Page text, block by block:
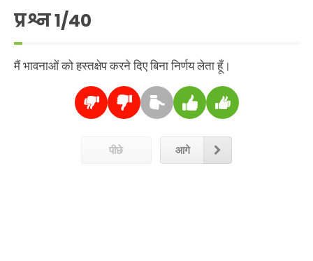
प्रश्न1/40
मैं भावनाओं को हस्तक्षेप करने दिए बिना निर्णय लेता हूँ।
पीछे आगे